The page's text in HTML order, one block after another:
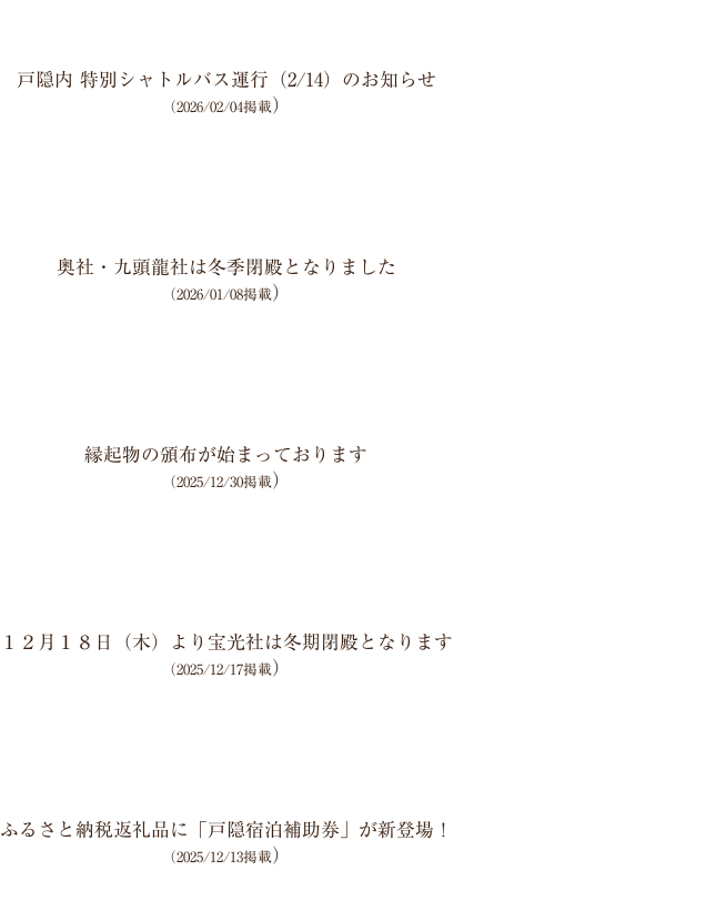
戸隠内 特別シャトルバス運行（2/14）のお知らせ
（2026/02/04掲載）
奥社・九頭龍社は冬季閉殿となりました
（2026/01/08掲載）
縁起物の頒布が始まっております
（2025/12/30掲載）
１２月１８日（木）より宝光社は冬期閉殿となります
（2025/12/17掲載）
ふるさと納税返礼品に「戸隠宿泊補助券」が新登場！
（2025/12/13掲載）